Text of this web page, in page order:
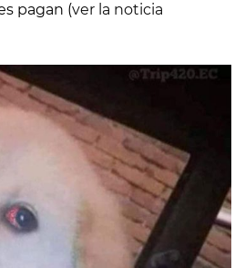
pagan (ver la noticia